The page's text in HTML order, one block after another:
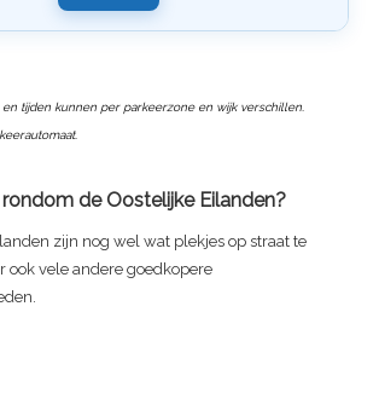
en tijden kunnen per parkeerzone en wijk verschillen.
de Oostelijke Eilanden?
zijn nog wel wat plekjes op straat te
ook vele andere goedkopere